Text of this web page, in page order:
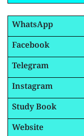
WhatsApp
Facebook
Telegram
Instagram
Study Book
Website